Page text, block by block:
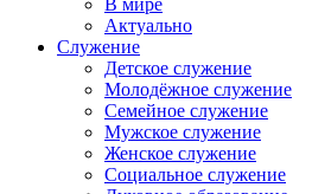
В мире
Актуально
Служение
Детское служение
Молодёжное служение
Семейное служение
Мужское служение
Женское служение
Социальное служение